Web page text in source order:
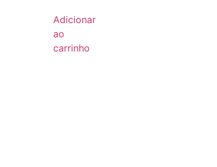
Adicionar
ao
carrinho